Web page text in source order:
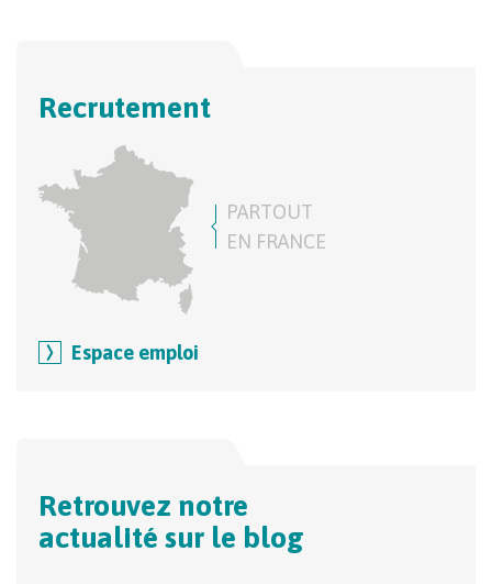
Recrutement
PARTOUT
EN FRANCE
Espace emploi
Retrouvez notre
actualité sur le blog